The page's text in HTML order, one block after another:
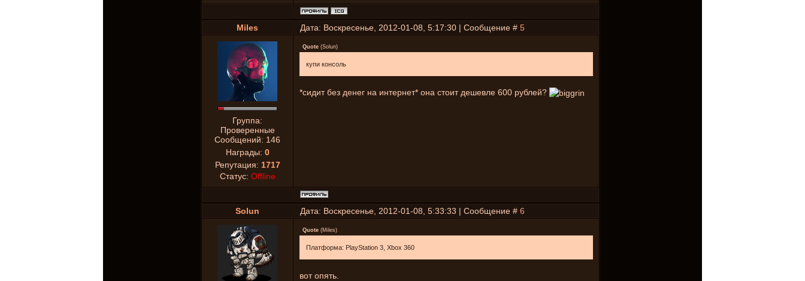
Miles Дата: Воскресенье, 2012-01-08, 5:17:30 | Сообщение # 5
Группа:
Проверенные
Сообщений: 146
Награды: 0
Репутация: 1717
Статус: Offline
Quote (Solun)
купи консоль
*сидит без денег на интернет* она стоит дешевле 600 рублей?
Solun Дата: Воскресенье, 2012-01-08, 5:33:33 | Сообщение # 6
Quote (Miles)
Платформа: PlayStation 3, Xbox 360
вот опять.